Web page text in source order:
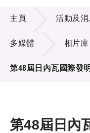
技術商品化
項目及資助計劃
活動及消息
主頁 活動及消
多媒體 相片庫
第48屆日內瓦國際發
第48屆日內